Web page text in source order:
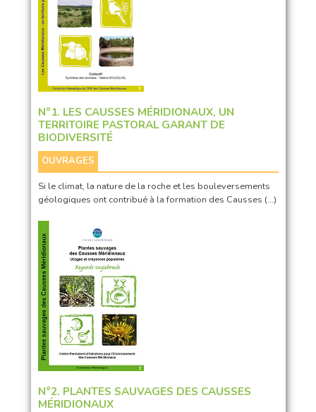
N°1. LES CAUSSES MÉRIDIONAUX, UN
TERRITOIRE PASTORAL GARANT DE
BIODIVERSITÉ
OUVRAGES
Si le climat, la nature de la roche et les bouleversements
géologiques ont contribué à la formation des Causses (…)
N°2. PLANTES SAUVAGES DES CAUSSES
MÉRIDIONAUX